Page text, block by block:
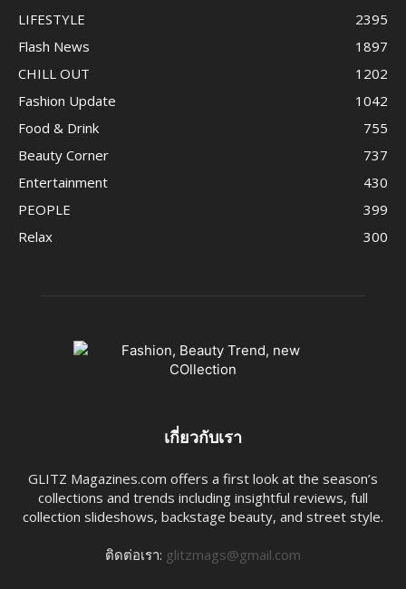
LIFESTYLE
2395
Flash News
1897
CHILL OUT
1202
Fashion Update
1042
Food & Drink
755
Beauty Corner
737
Entertainment
430
PEOPLE
399
Relax
300
เกี่ยวกับเรา
GLITZ Magazines.com offers a first look at the season’s
collections and trends including insightful reviews, full
collection slideshows, backstage beauty, and street style.
ติดต่อเรา: glitzmags@gmail.com